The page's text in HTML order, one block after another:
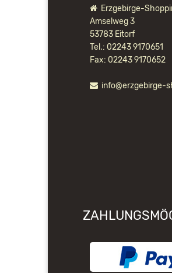
Erzgebirge-
Amselweg 3
53783 Eitorf
Tel.: 02243 9170651
Fax: 02243 9170652
info@erzgebirge-